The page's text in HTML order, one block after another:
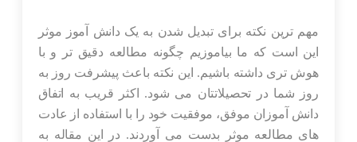
مهم ترین نکته برای تبدیل شدن به یک دانش آموز موثر
این است که ما بیاموزیم چگونه مطالعه دقیق تر و با
هوش تری داشته باشیم. این نکته باعث پیشرفت روز به
روز شما در تحصیلاتتان می شود. اکثر قریب به اتفاق
دانش آموزان موفق، موفقیت خود را با استفاده از عادت
های مطالعه موثر بدست می آوردند. در این مقاله به